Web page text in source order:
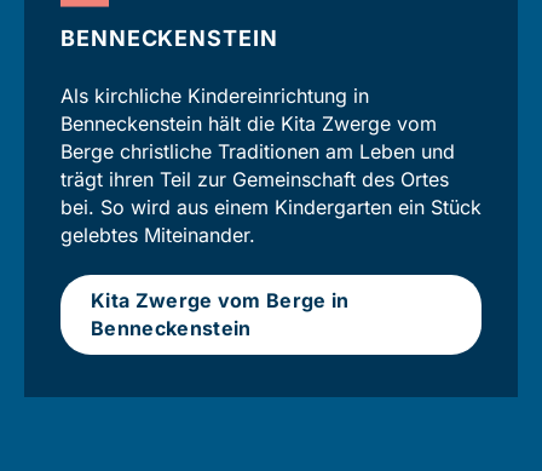
BENNECKENSTEIN
Als kirchliche Kinder­einrichtung in
Bennecken­stein hält die Kita Zwerge vom
Berge christliche Traditionen am Leben und
trägt ihren Teil zur Gemein­schaft des Ortes
bei. So wird aus einem Kindergarten ein Stück
gelebtes Miteinander.
Kita Zwerge vom Berge in
Benneckenstein